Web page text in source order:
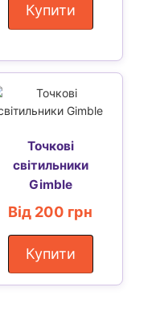
Купити
Точкові
світильники
Gimble
Від 200 грн
Купити